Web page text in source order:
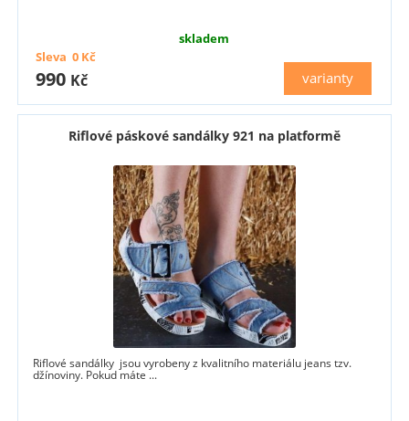
skladem
varianty
990 Kč
Sleva 0 Kč
Riflové páskové sandálky 921 na platformě
Riflové sandálky jsou vyrobeny z kvalitního materiálu jeans tzv.
džínoviny. Pokud máte ...